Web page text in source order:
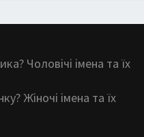
Чоловічі імена та їх
Жіночі імена та їх